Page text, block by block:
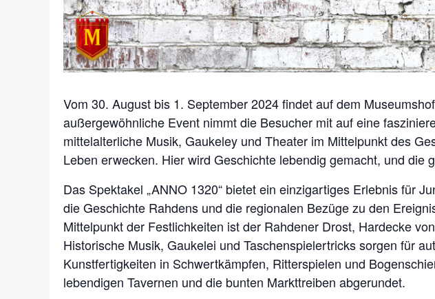
Vom 30. August bis 1. September 2024 findet auf dem
außergewöhnliche Event nimmt die Besucher mit auf eine
mittelalterliche Musik, Gaukeley und Theater im Mittelpunkt des
Leben erwecken. Hier wird Geschichte lebendig gemacht, und die
Das Spektakel „ANNO 1320“ bietet ein einzigartiges Erlebnis für
die Geschichte Rahdens und die regionalen Bezüge zu den
Mittelpunkt der Festlichkeiten ist der Rahdener Drost, Hardecke
Historische Musik, Gaukelei und Taschenspielertricks sorgen für
Kunstfertigkeiten in Schwertkämpfen, Ritterspielen und
lebendigen Tavernen und die bunten Markttreiben abgerundet.